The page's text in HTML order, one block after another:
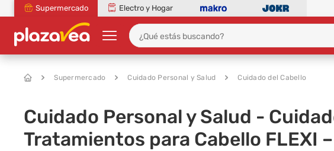
Supermercado Electro y Hogar
Supermercado Cuidado Personal y Salud Cuidado del Cabello
Cuidado Personal y Salud -
Tratamientos para Cabello FLEXI